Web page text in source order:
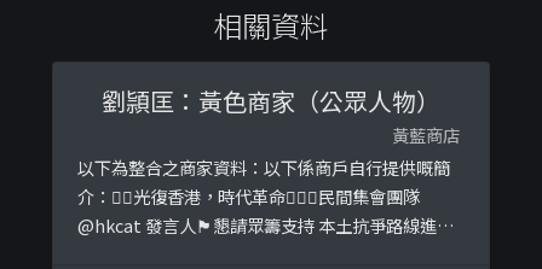
相關資料
劉頴匡：黃色商家（公眾人物）
黃藍商店
以下為整合之商家資料：以下係商戶自行提供嘅簡
介：✋🏻光復香港，時代革命👆🏻🏴民間集會團隊
@hkcat 發言人🏴懇請眾籌支持 本土抗爭路線進入